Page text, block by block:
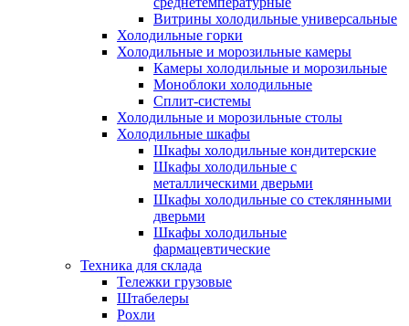
Витрины холодильные универсальные
Холодильные горки
Холодильные и морозильные камеры
Камеры холодильные и морозильные
Моноблоки холодильные
Сплит-системы
Холодильные и морозильные столы
Холодильные шкафы
Шкафы холодильные кондитерские
Шкафы холодильные с
металлическими дверьми
Шкафы холодильные со стеклянными
дверьми
Шкафы холодильные
фармацевтические
Техника для склада
Тележки грузовые
Штабелеры
Рохли